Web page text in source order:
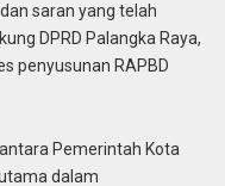
saran yang telah
DPRD Palangka Raya,
penyusunan RAPBD
Pemerintah Kota
dalam